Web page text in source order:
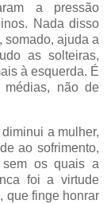
a pressão
Nada disso
somado, ajuda a
as solteiras,
à esquerda. É
médias, não de
a mulher,
ao sofrimento,
os quais a
foi a virtude
que finge honrar